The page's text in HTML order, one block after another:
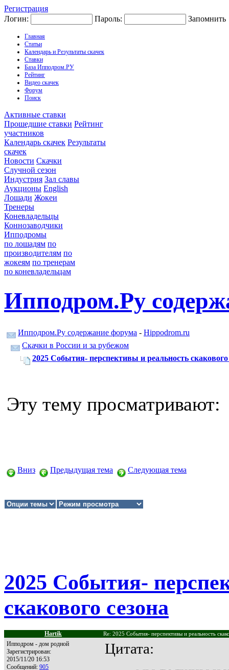
Регистрация
Логин:
Пароль: Запомнить
Главная
Статьи
Календарь и Результаты скачек
Ставки
База Ипподром.РУ
Рейтинг
Видео скачек
Форум
Поиск
Активные ставки
Прошедшие ставки Рейтинг
участников
Календарь скачек Результаты
скачек
Новости Скачки
Случной сезон
Индустрия Зал славы
Аукционы English
Лошади Жокеи
Тренеры
Коневладельцы
Коннозаводчики
Ипподромы
по лошадям по
производителям по
жокеям по тренерам
по коневладельцам
Ипподром.Ру
Ипподром.Ру содержание форума - Hippodrom.ru
Скачки в России и за рубежом
2025 События- перспективы и реальность скакового
Эту тему
Вниз Предыдущая тема Следующая тема
2025 События-
скакового сезона
Hartik Re: 2025 События- перспективы и реальность
Ипподром - дом родной
Зарегистрирован:
2015/11/20 16:53
Сообщений: 905
Цитата: